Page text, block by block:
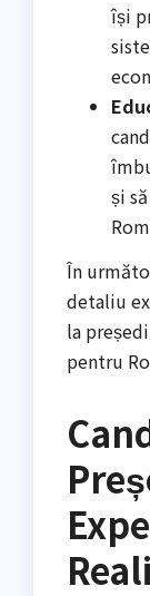
își
și
În
detaliu
la
pentru